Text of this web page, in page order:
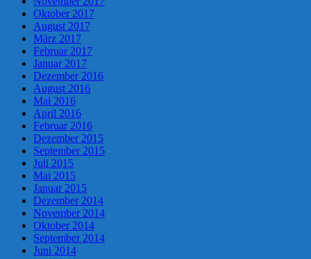
Oktober 2017
August 2017
März 2017
Februar 2017
Januar 2017
Dezember 2016
August 2016
Mai 2016
April 2016
Februar 2016
Dezember 2015
September 2015
Juli 2015
Mai 2015
Januar 2015
Dezember 2014
November 2014
Oktober 2014
September 2014
Juni 2014